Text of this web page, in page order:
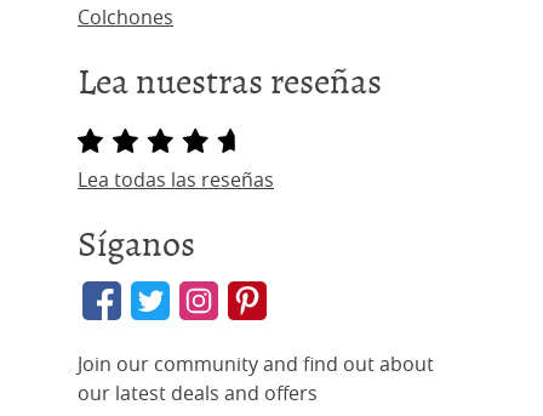
Colchones
Lea nuestras reseñas
Lea todas las reseñas
Síganos
Join our community and find out about
our latest deals and offers